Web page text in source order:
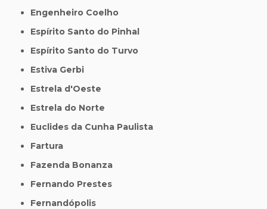
Engenheiro Coelho
Espírito Santo do Pinhal
Espírito Santo do Turvo
Estiva Gerbi
Estrela d'Oeste
Estrela do Norte
Euclides da Cunha Paulista
Fartura
Fazenda Bonanza
Fernando Prestes
Fernandópolis